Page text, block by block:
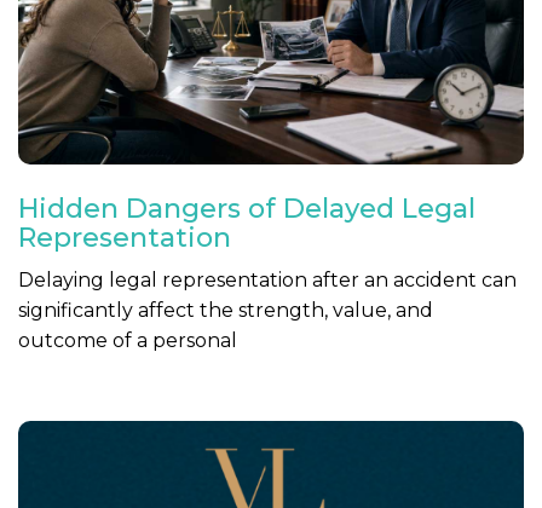
Hidden Dangers of Delayed Legal
Representation
Delaying legal representation after an accident can
significantly affect the strength, value, and
outcome of a personal